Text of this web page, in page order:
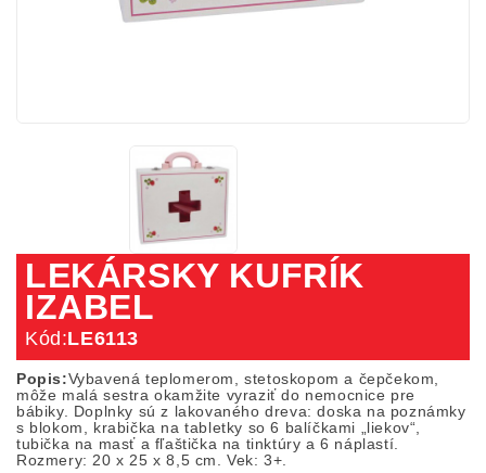
LEKÁRSKY KUFRÍK
IZABEL
Kód:LE6113
Popis:Vybavená teplomerom, stetoskopom a čepčekom,
môže malá sestra okamžite vyraziť do nemocnice pre
bábiky. Doplnky sú z lakovaného dreva: doska na poznámky
s blokom, krabička na tabletky so 6 balíčkami „liekov“,
tubička na masť a fľaštička na tinktúry a 6 náplastí.
Rozmery: 20 x 25 x 8,5 cm. Vek: 3+.